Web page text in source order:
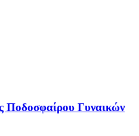
Ποδοσφαίρου Γυναικών